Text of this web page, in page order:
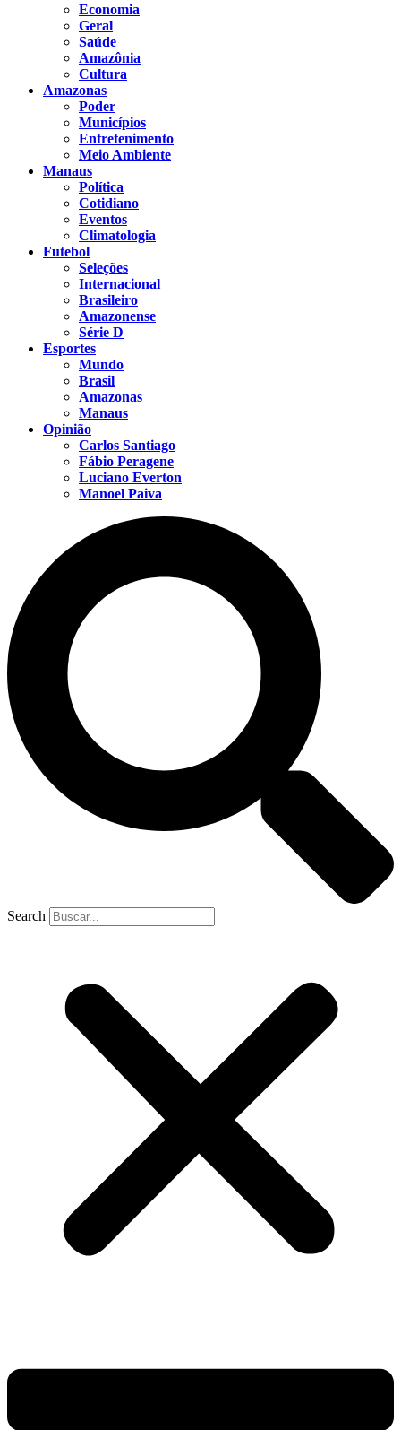
Economia
Geral
Saúde
Amazônia
Cultura
Amazonas
Poder
Municípios
Entretenimento
Meio Ambiente
Manaus
Política
Cotidiano
Eventos
Climatologia
Futebol
Seleções
Internacional
Brasileiro
Amazonense
Série D
Esportes
Mundo
Brasil
Amazonas
Manaus
Opinião
Carlos Santiago
Fábio Peragene
Luciano Everton
Manoel Paiva
Search